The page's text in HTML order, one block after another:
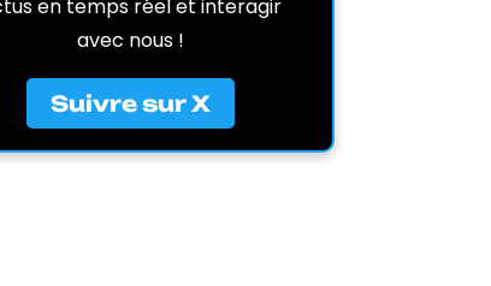
en temps réel et interagir
avec nous !
Suivre sur X